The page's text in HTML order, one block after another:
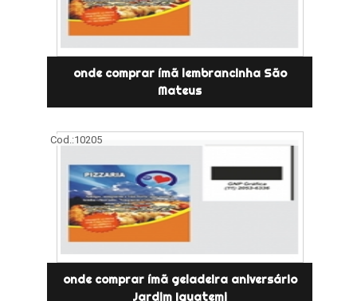
onde comprar ímã lembrancinha São
Mateus
Cod.:10205
onde comprar ímã geladeira aniversário
Jardim Iguatemi